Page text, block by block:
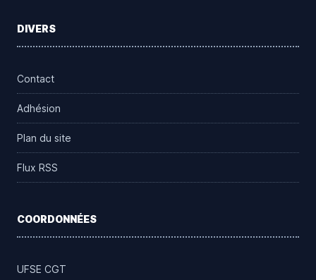
DIVERS
Contact
Adhésion
Plan du site
Flux RSS
COORDONNÉES
UFSE CGT